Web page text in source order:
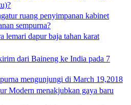
ruang penyimpanan kabinet
sempurna?
lemari dapur baja tahan karat
dari Baineng ke India pada 7
mengunjungi di March 19,2018
Modern menakjubkan gaya baru